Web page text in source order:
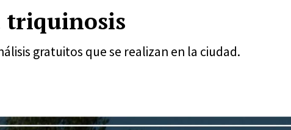
triquinosis
gratuitos que se realizan en la ciudad.